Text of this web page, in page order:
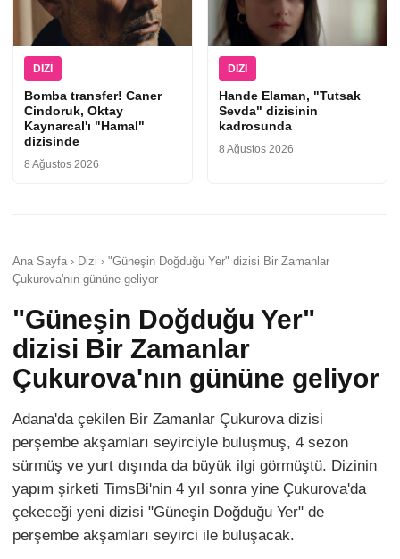
DIZI
Bomba transfer! Caner
Cindoruk, Oktay
Kaynarcal'ı "Hamal"
dizisinde
8 Ağustos 2026
DIZI
Hande Elaman, "Tutsak
Sevda" dizisinin
kadrosunda
8 Ağustos 2026
Ana Sayfa › Dizi › "Güneşin Doğduğu Yer" dizisi Bir Zamanlar
Çukurova'nın gününe geliyor
"Güneşin Doğduğu Yer"
dizisi Bir Zamanlar
Çukurova'nın gününe geliyor
Adana'da çekilen Bir Zamanlar Çukurova dizisi
perşembe akşamları seyirciyle buluşmuş, 4 sezon
sürmüş ve yurt dışında da büyük ilgi görmüştü. Dizinin
yapım şirketi TimsBi'nin 4 yıl sonra yine Çukurova'da
çekeceği yeni dizisi "Güneşin Doğduğu Yer" de
perşembe akşamları seyirci ile buluşacak.